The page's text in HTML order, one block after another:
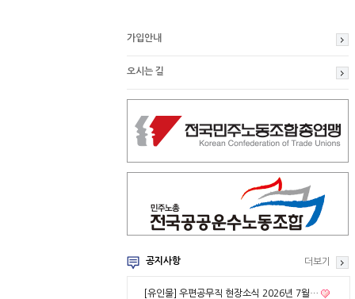
가입안내
오시는 길
공지사항
[유인물] 우편공무직 현장소식 2026년 7월…
더보기